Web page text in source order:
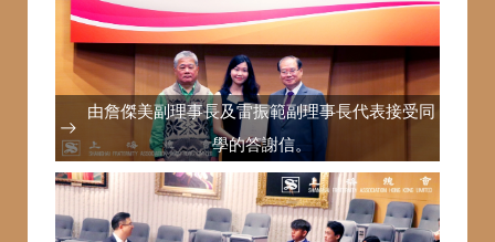
由詹傑美副理事長及雷振範副理事長代表接受同
學的答謝信。